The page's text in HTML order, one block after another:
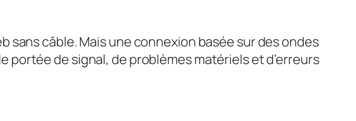
sans câble. Mais une connexion basée sur des ondes
portée de signal, de problèmes matériels et d’erreurs